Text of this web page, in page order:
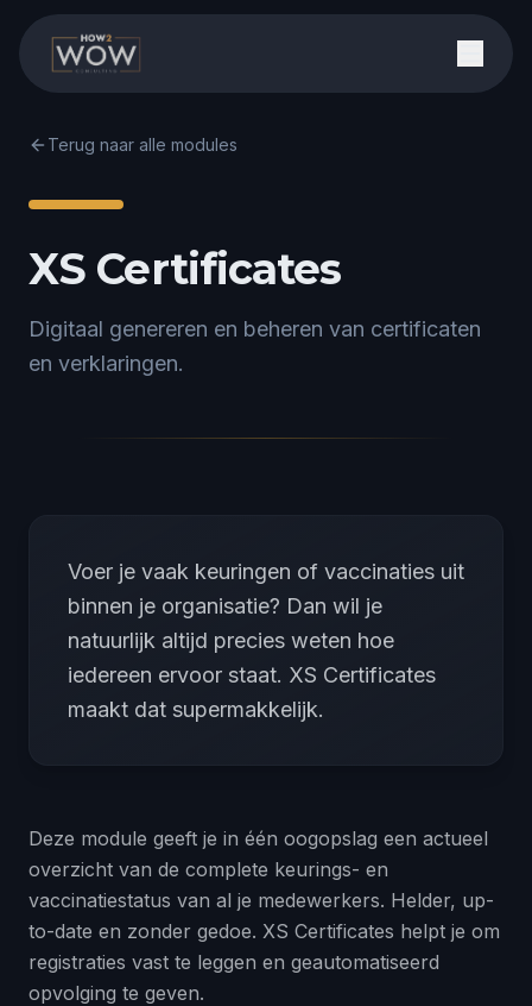
Terug naar alle modules
XS Certificates
Digitaal genereren en beheren van certificaten
en verklaringen.
Voer je vaak keuringen of vaccinaties uit
binnen je organisatie? Dan wil je
natuurlijk altijd precies weten hoe
iedereen ervoor staat. XS Certificates
maakt dat supermakkelijk.
Deze module geeft je in één oogopslag een actueel
overzicht van de complete keurings- en
vaccinatiestatus van al je medewerkers. Helder, up-
to-date en zonder gedoe. XS Certificates helpt je om
registraties vast te leggen en geautomatiseerd
opvolging te geven.